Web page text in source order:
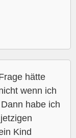
hätte
wenn ich
habe ich
Kind